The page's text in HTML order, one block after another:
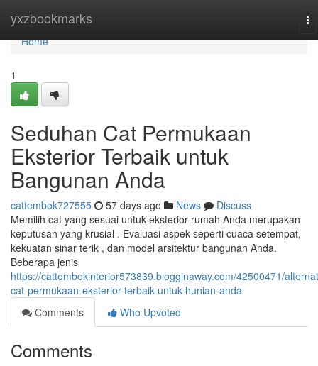
yxzbookmarks
Home
Home
1
Seduhan Cat Permukaan
Eksterior Terbaik untuk
Bangunan Anda
cattembok727555 57 days ago News
Discuss
Memilih cat yang sesuai untuk eksterior rumah Anda merupakan
keputusan yang krusial . Evaluasi aspek seperti cuaca setempat,
kekuatan sinar terik , dan model arsitektur bangunan Anda.
Beberapa jenis
https://cattembokinterior573839.blogginaway.com/42500471/
cat-permukaan-eksterior-terbaik-untuk-hunian-anda
Comments
Who Upvoted
Comments